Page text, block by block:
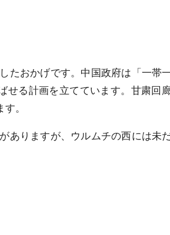
たおかげです。中国政府は「一帯
せる計画を立てています。甘粛回
。
ありますが、ウルムチの西には未